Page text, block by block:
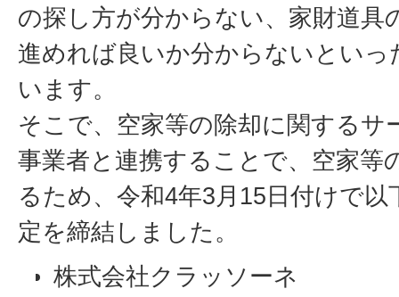
の探し方が分からない、家財道具
進めれば良いか分からないとい
います。
そこで、空家等の除却に関するサ
事業者と連携することで、空家等
るため、令和4年3月15日付けで
定を締結しました。
株式会社クラッソーネ